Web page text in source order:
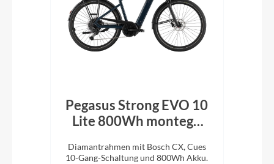
Pegasus Strong EVO 10
Lite 800Wh montego
Diamantrahmen mit Bosch CX, Cues
10-Gang-Schaltung und 800Wh Akku.